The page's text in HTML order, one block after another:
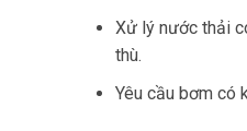
Xử lý nước thải
thù.
Yêu cầu bơm có